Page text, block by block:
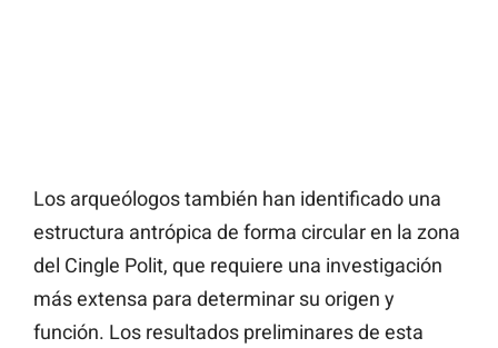
Los arqueólogos también han identificado una
estructura antrópica de forma circular en la zona
del Cingle Polit, que requiere una investigación
más extensa para determinar su origen y
función. Los resultados preliminares de esta